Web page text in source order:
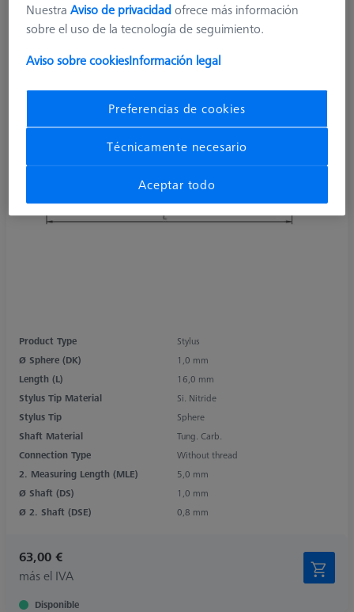
Product Type
Stylus
Ø Sphere (DK)
1,0 mm
Length (L)
16,0 mm
Stylus Tip Material
Si. Nitride
Stylus Tip
Sphere
Shaft Material
Tung. Carb.
Connection Type
Without thread
2. Measuring Length (MLE)
5,0 mm
Ø Shaft (DS)
1,0 mm
Ø 2. Shaft (DSE)
0,8 mm
63,00 €
más el IVA
Disponible
NuestraAviso de privacidadofrece más información
sobre el uso de la tecnología de seguimiento.
Aviso sobre cookiesInformación legal
Preferencias de cookies
Técnicamente necesario
Aceptar todo